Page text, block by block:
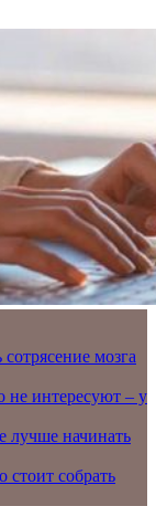
мозга
интересуют – у
лучше начинать
стоит собрать